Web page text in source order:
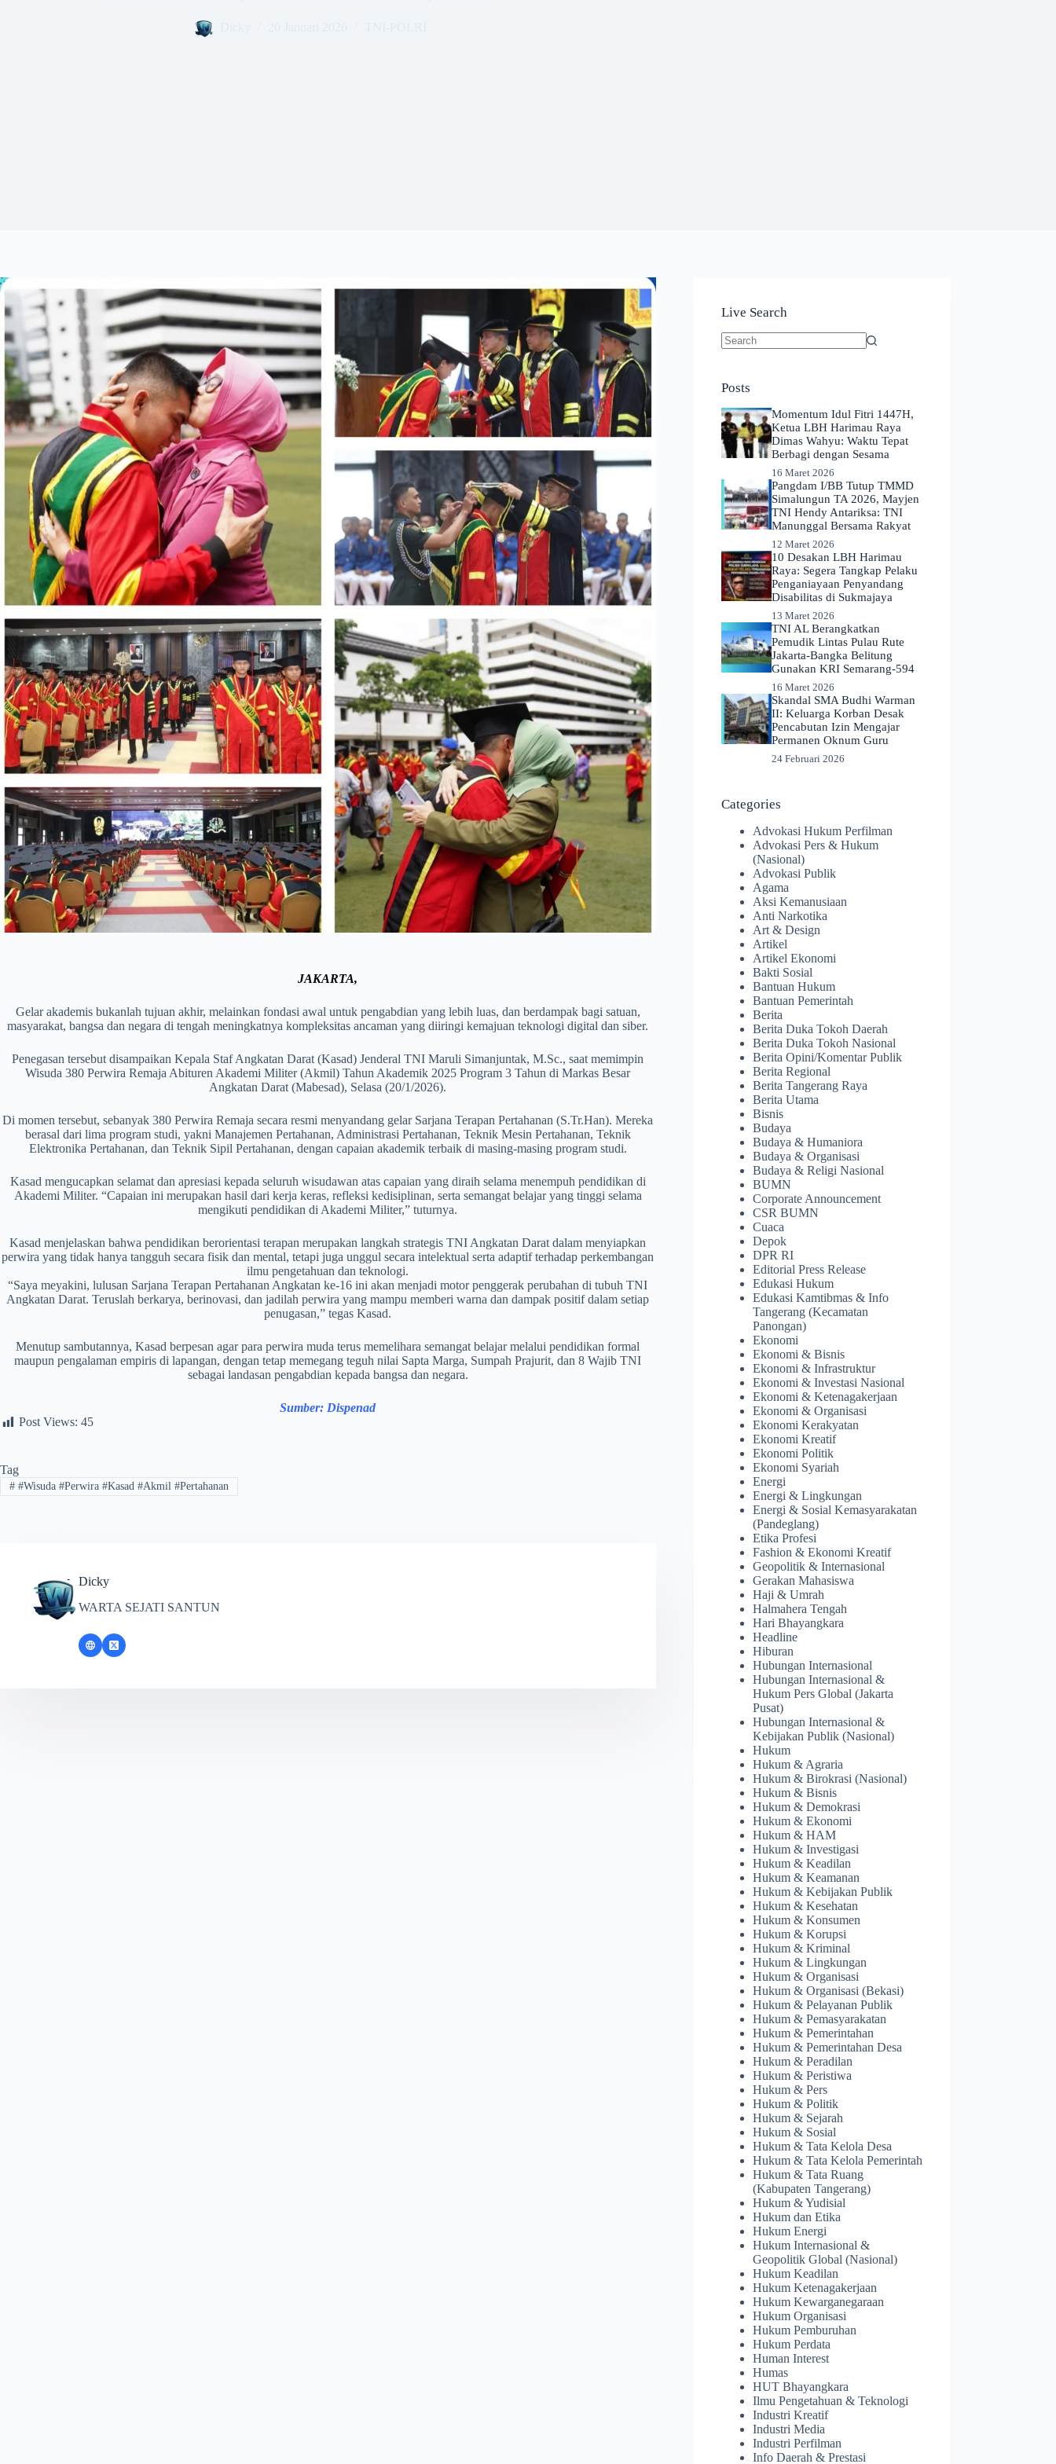
JAKARTA,
Gelar akademis bukanlah tujuan akhir, melainkan fondasi awal untuk pengabdian yang lebih luas, dan berdampak bagi satuan,
masyarakat, bangsa dan negara di tengah meningkatnya kompleksitas ancaman yang diiringi kemajuan teknologi digital dan siber.
Penegasan tersebut disampaikan Kepala Staf Angkatan Darat (Kasad) Jenderal TNI Maruli Simanjuntak, M.Sc., saat memimpin
Wisuda 380 Perwira Remaja Abituren Akademi Militer (Akmil) Tahun Akademik 2025 Program 3 Tahun di Markas Besar
Angkatan Darat (Mabesad), Selasa (20/1/2026).
Di momen tersebut, sebanyak 380 Perwira Remaja secara resmi menyandang gelar Sarjana Terapan Pertahanan (S.Tr.Han). Mereka
berasal dari lima program studi, yakni Manajemen Pertahanan, Administrasi Pertahanan, Teknik Mesin Pertahanan, Teknik
Elektronika Pertahanan, dan Teknik Sipil Pertahanan, dengan capaian akademik terbaik di masing-masing program studi.
Kasad mengucapkan selamat dan apresiasi kepada seluruh wisudawan atas capaian yang diraih selama menempuh pendidikan di
Akademi Militer. “Capaian ini merupakan hasil dari kerja keras, refleksi kedisiplinan, serta semangat belajar yang tinggi selama
mengikuti pendidikan di Akademi Militer,” tuturnya.
Kasad menjelaskan bahwa pendidikan berorientasi terapan merupakan langkah strategis TNI Angkatan Darat dalam menyiapkan
perwira yang tidak hanya tangguh secara fisik dan mental, tetapi juga unggul secara intelektual serta adaptif terhadap perkembangan
ilmu pengetahuan dan teknologi.
“Saya meyakini, lulusan Sarjana Terapan Pertahanan Angkatan ke-16 ini akan menjadi motor penggerak perubahan di tubuh TNI
Angkatan Darat. Teruslah berkarya, berinovasi, dan jadilah perwira yang mampu memberi warna dan dampak positif dalam setiap
penugasan,” tegas Kasad.
Menutup sambutannya, Kasad berpesan agar para perwira muda terus memelihara semangat belajar melalui pendidikan formal
maupun pengalaman empiris di lapangan, dengan tetap memegang teguh nilai Sapta Marga, Sumpah Prajurit, dan 8 Wajib TNI
sebagai landasan pengabdian kepada bangsa dan negara.
Sumber: Dispenad
Post Views: 45
Tag
##Wisuda #Perwira #Kasad #Akmil #Pertahanan
Dicky
WARTA SEJATI SANTUN
Live Search
Posts
Momentum Idul Fitri 1447H,
Ketua LBH Harimau Raya
Dimas Wahyu: Waktu Tepat
Berbagi dengan Sesama
16 Maret 2026
Pangdam I/BB Tutup TMMD
Simalungun TA 2026, Mayjen
TNI Hendy Antariksa: TNI
Manunggal Bersama Rakyat
12 Maret 2026
​10 Desakan LBH Harimau
Raya: Segera Tangkap Pelaku
Penganiayaan Penyandang
Disabilitas di Sukmajaya
13 Maret 2026
TNI AL Berangkatkan
Pemudik Lintas Pulau Rute
Jakarta-Bangka Belitung
Gunakan KRI Semarang-594
16 Maret 2026
Skandal SMA Budhi Warman
II: Keluarga Korban Desak
Pencabutan Izin Mengajar
Permanen Oknum Guru
24 Februari 2026
Categories
Advokasi Hukum Perfilman
Advokasi Pers & Hukum
(Nasional)
Advokasi Publik
Agama
Aksi Kemanusiaan
Anti Narkotika
Art & Design
Artikel
Artikel Ekonomi
Bakti Sosial
Bantuan Hukum
Bantuan Pemerintah
Berita
Berita Duka Tokoh Daerah
Berita Duka Tokoh Nasional
Berita Opini/Komentar Publik
Berita Regional
Berita Tangerang Raya
Berita Utama
Bisnis
Budaya
Budaya & Humaniora
Budaya & Organisasi
Budaya & Religi Nasional
BUMN
Corporate Announcement
CSR BUMN
Cuaca
Depok
DPR RI
Editorial Press Release
Edukasi Hukum
Edukasi Kamtibmas & Info
Tangerang (Kecamatan
Panongan)
Ekonomi
Ekonomi & Bisnis
Ekonomi & Infrastruktur
Ekonomi & Investasi Nasional
Ekonomi & Ketenagakerjaan
Ekonomi & Organisasi
Ekonomi Kerakyatan
Ekonomi Kreatif
Ekonomi Politik
Ekonomi Syariah
Energi
Energi & Lingkungan
Energi & Sosial Kemasyarakatan
(Pandeglang)
Etika Profesi
Fashion & Ekonomi Kreatif
Geopolitik & Internasional
Gerakan Mahasiswa
Haji & Umrah
Halmahera Tengah
Hari Bhayangkara
Headline
Hiburan
Hubungan Internasional
Hubungan Internasional &
Hukum Pers Global (Jakarta
Pusat)
Hubungan Internasional &
Kebijakan Publik (Nasional)
Hukum
Hukum & Agraria
Hukum & Birokrasi (Nasional)
Hukum & Bisnis
Hukum & Demokrasi
Hukum & Ekonomi
Hukum & HAM
Hukum & Investigasi
Hukum & Keadilan
Hukum & Keamanan
Hukum & Kebijakan Publik
Hukum & Kesehatan
Hukum & Konsumen
Hukum & Korupsi
Hukum & Kriminal
Hukum & Lingkungan
Hukum & Organisasi
Hukum & Organisasi (Bekasi)
Hukum & Pelayanan Publik
Hukum & Pemasyarakatan
Hukum & Pemerintahan
Hukum & Pemerintahan Desa
Hukum & Peradilan
Hukum & Peristiwa
Hukum & Pers
Hukum & Politik
Hukum & Sejarah
Hukum & Sosial
Hukum & Tata Kelola Desa
Hukum & Tata Kelola Pemerintah
Hukum & Tata Ruang
(Kabupaten Tangerang)
Hukum & Yudisial
Hukum dan Etika
Hukum Energi
Hukum Internasional &
Geopolitik Global (Nasional)
Hukum Keadilan
Hukum Ketenagakerjaan
Hukum Kewarganegaraan
Hukum Organisasi
Hukum Pemburuhan
Hukum Perdata
Human Interest
Humas
HUT Bhayangkara
Ilmu Pengetahuan & Teknologi
Industri Kreatif
Industri Media
Industri Perfilman
Info Daerah & Prestasi